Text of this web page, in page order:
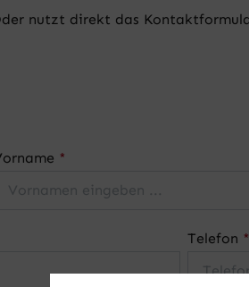
nutzt direkt das
*
Telefon *